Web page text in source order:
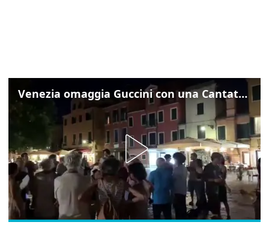
Venezia omaggia Guccini con una Cantata Anarchica in campo Santa Margherita